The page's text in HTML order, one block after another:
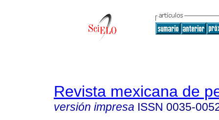
Revista mexicana de
versión impresa ISSN 0035-